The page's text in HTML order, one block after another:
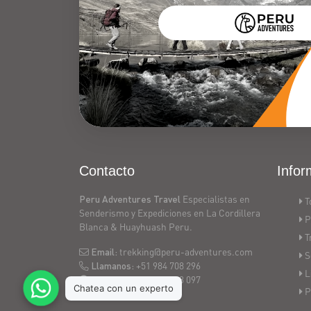
carhuascancha
trek,
6
days
trek
huaraz
Contacto
Peru Adventures Travel Especialistas en
Senderismo y Expediciones en La Cordillera
Blanca & Huayhuash Peru.
Email: trekking@peru-adventures.com
Llamanos: +51 984 708 296
Telegram:+51 943 643 097
Huaraz - Peru